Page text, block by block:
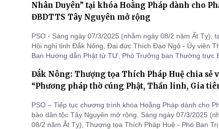
Nhân Duyên” tại khóa Hoằng Pháp dành cho
ĐBDTTS Tây Nguyên mở rộng
PSO - Sáng ngày 07/3/2025 (nhằm ngày 08/2 năm Ất Tỵ),
Hội nghị tỉnh Đắk Nông, Đại đức Thích Đạo Ngộ - Ủy viên
Ban Hướng dẫn Phật tử TƯ, Phó Trưởng ban Thường trực
số chia sẻ về chủ đề “Thập Nhị Nhân Duyên” dành cho
dân tộc thiểu s
Đắk Nông: Thượng tọa Thích Pháp Huệ chia sẻ
“Phương pháp thờ cúng Phật, Thần linh, Gia
PSO – Tiếp tục chương trình khóa Hoằng Pháp dành cho
bào dân tộc Tây Nguyên mở rộng. Sáng ngày 07/3/2025
08/2 năm Ất Tỵ), Thượng tọa Thích Pháp Huệ - Phó Ban Trị